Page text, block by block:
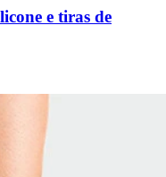
e tiras de